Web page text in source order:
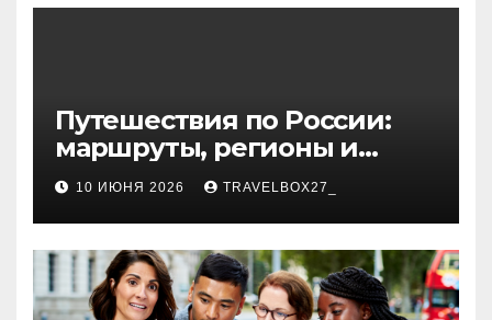
волокна
Путешествия по России:
маршруты, регионы и
особенности поездок
10 ИЮНЯ 2026 TRAVELBOX27_